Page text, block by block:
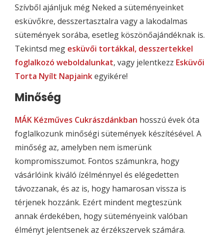
Szívből ajánljuk még Neked a süteményeinket
esküvőkre, desszertasztalra vagy a lakodalmas
sütemények sorába, esetleg köszönőajándéknak is.
Tekintsd meg esküvői tortákkal, desszertekkel
foglalkozó weboldalunkat, vagy jelentkezz Esküvői
Torta Nyílt Napjainkegyikére!
Minőség
MÁK Kézműves Cukrászdánkban hosszú évek óta
foglalkozunk minőségi sütemények készítésével. A
minőség az, amelyben nem ismerünk
kompromisszumot. Fontos számunkra, hogy
vásárlóink kiváló ízélménnyel és elégedetten
távozzanak, és az is, hogy hamarosan vissza is
térjenek hozzánk. Ezért mindent megteszünk
annak érdekében, hogy süteményeink valóban
élményt jelentsenek az érzékszervek számára.